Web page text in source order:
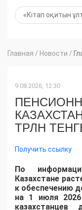
«Кітап оқитын
Главная / Новости /
9.08.2026, 12:30
ТРЛН
Получить ссылку
По
Казахстане
к обеспечению
на 1 июля 2026